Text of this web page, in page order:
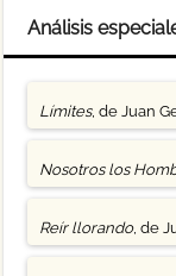
Análisis
Límites, de Juan
Nosotros los
Reír llorando, de